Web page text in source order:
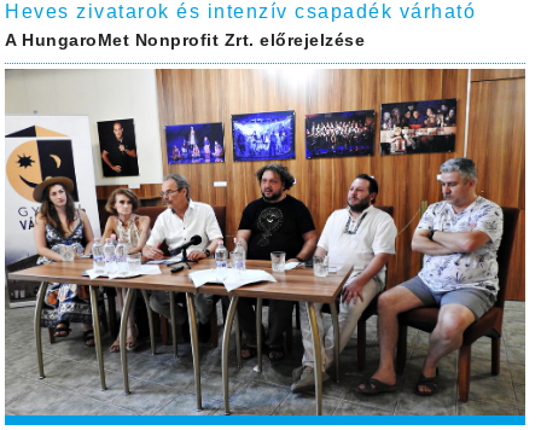
Heves zivatarok és intenzív csapadék várható
A HungaroMet Nonprofit Zrt. előrejelzése